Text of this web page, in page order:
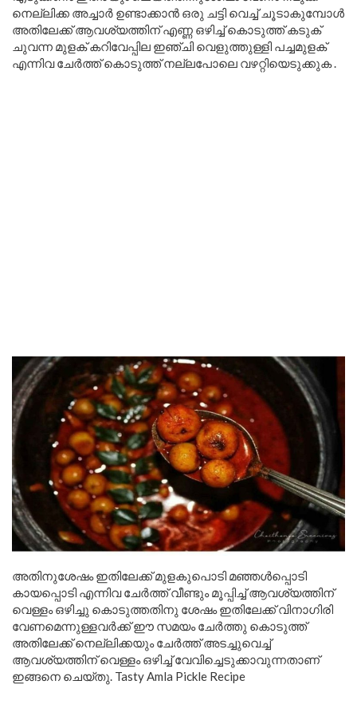
നെല്ലിക്ക അച്ചാർ ഉണ്ടാക്കാൻ ഒരു ചട്ടി വെച്ച് ചൂടാകുമ്പോൾ
അതിലേക്ക് ആവശ്യത്തിന് എണ്ണ ഒഴിച്ച് കൊടുത്ത് കടുക്
ചുവന്ന മുളക് കറിവേപ്പില ഇഞ്ചി വെളുത്തുള്ളി പച്ചമുളക്
എന്നിവ ചേർത്ത് കൊടുത്ത് നല്ലപോലെ വഴറ്റിയെടുക്കുക .
അതിനുശേഷം ഇതിലേക്ക് മുളകുപൊടി മഞ്ഞൾപ്പൊടി
കായപ്പൊടി എന്നിവ ചേർത്ത് വീണ്ടും മൂപ്പിച്ച് ആവശ്യത്തിന്
വെള്ളം ഒഴിച്ചു കൊടുത്തതിനു ശേഷം ഇതിലേക്ക് വിനാഗിരി
വേണമെന്നുള്ളവർക്ക് ഈ സമയം ചേർത്തു കൊടുത്ത്
അതിലേക്ക് നെല്ലിക്കയും ചേർത്ത് അടച്ചുവെച്ച്
ആവശ്യത്തിന് വെള്ളം ഒഴിച്ച് വേവിച്ചെടുക്കാവുന്നതാണ്
ഇങ്ങനെ ചെയ്തു. Tasty Amla Pickle Recipe